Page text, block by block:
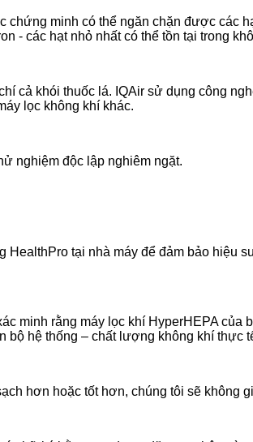
chứng minh có thể ngăn chặn được các
- các hạt nhỏ nhất có thể tồn tại trong
cả khói thuốc lá. IQAir sử dụng công
lọc không khí khác.
nghiệm độc lập nghiêm ngặt.
tại nhà máy để đảm bảo hiệu
minh rằng máy lọc khí HyperHEPA
bộ hệ thống – chất lượng không khí thực
hơn hoặc tốt hơn, chúng tôi sẽ không